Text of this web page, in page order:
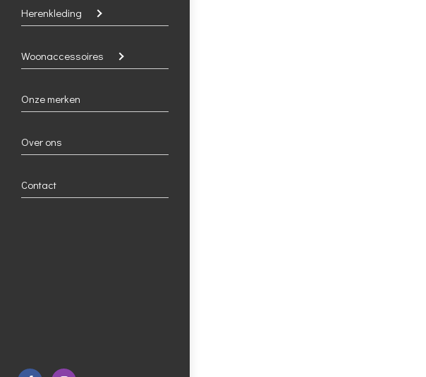
Herenkleding
Woonaccessoires
Onze merken
Over ons
Contact